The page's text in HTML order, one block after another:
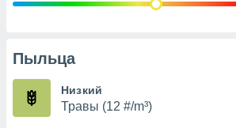
Пыльца
Низкий
Травы (12 #/m³)